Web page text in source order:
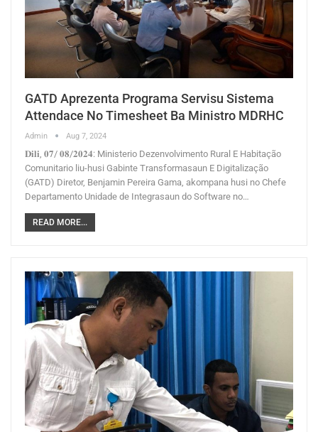
GATD Aprezenta Programa Servisu Sistema
Attendace No Timesheet Ba Ministro MDRHC
Admin Aug 7, 2024
𝐃𝐢𝐥𝐢, 𝟎𝟕/ 𝟎𝟖/𝟐𝟎𝟐𝟒: Ministerio Dezenvolvimento Rural E Habitação
Comunitario liu-husi Gabinte Transformasaun E Digitalização
(GATD) Diretor, Benjamin Pereira Gama, akompana husi no Chefe
Departamento Unidade de Integrasaun do Software no…
READ MORE...